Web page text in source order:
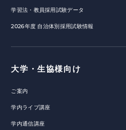
学習法・教員採用試験データ
2026年度 自治体別採用試験情報
大学・生協様向け
ご案内
学内ライブ講座
学内通信講座